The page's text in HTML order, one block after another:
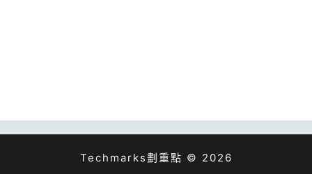
Techmarks劃重點 © 2026